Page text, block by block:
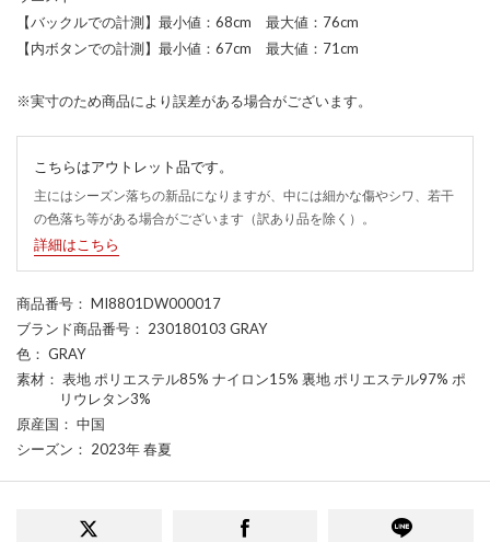
【バックルでの計測】最小値：68cm 最大値：76cm
【内ボタンでの計測】最小値：67cm 最大値：71cm
※実寸のため商品により誤差がある場合がございます。
こちらはアウトレット品です。
主にはシーズン落ちの新品になりますが、中には細かな傷やシワ、若干
の色落ち等がある場合がございます（訳あり品を除く）。
詳細はこちら
商品番号 ： MI8801DW000017
ブランド商品番号 ： 230180103 GRAY
色 ： GRAY
素材 ： 表地 ポリエステル85% ナイロン15% 裏地 ポリエステル97% ポ
リウレタン3%
原産国 ： 中国
シーズン ： 2023年 春夏